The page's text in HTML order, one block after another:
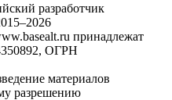
разработчик
принадлежат
ОГРН
материалов
разрешению